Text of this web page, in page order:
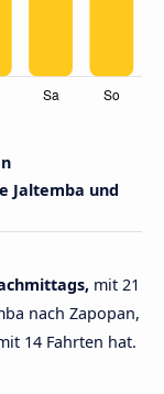
Jaltemba und
mit 21
nach Zapopan,
14 Fahrten hat.